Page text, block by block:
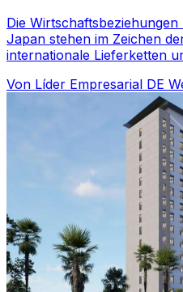
Die
Japan stehen im Zeichen
internationale Lieferketten
Firmen weiterhin auf den
Von Líder Empresarial DE